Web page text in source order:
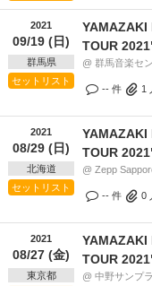
2021
09/19 (日)
群馬県
セットリスト
YAMAZAKI
TOUR
@ 群馬音楽セ
-- 件 1
2021
08/29 (日)
北海道
セットリスト
YAMAZAKI
TOUR
@ Zepp
-- 件 0
2021
08/27 (金)
東京都
YAMAZAKI
TOUR
@ 中野サンプ